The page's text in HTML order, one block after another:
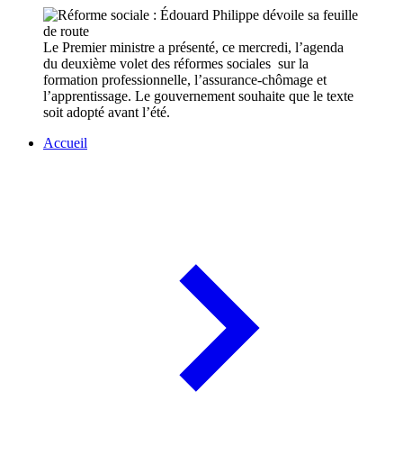
Le Premier ministre a présenté, ce mercredi, l’agenda
du deuxième volet des réformes sociales sur la
formation professionnelle, l’assurance-chômage et
l’apprentissage. Le gouvernement souhaite que le texte
soit adopté avant l’été.
Accueil